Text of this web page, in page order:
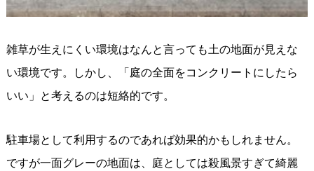
雑草が生えにくい環境はなんと言っても土の地面が見えな
い環境です。しかし、「庭の全面をコンクリートにしたら
いい」と考えるのは短絡的です。
駐車場として利用するのであれば効果的かもしれません。
ですが一面グレーの地面は、庭としては殺風景すぎて綺麗